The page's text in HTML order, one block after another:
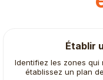
Établir
Identifiez les zones
établissez un plan